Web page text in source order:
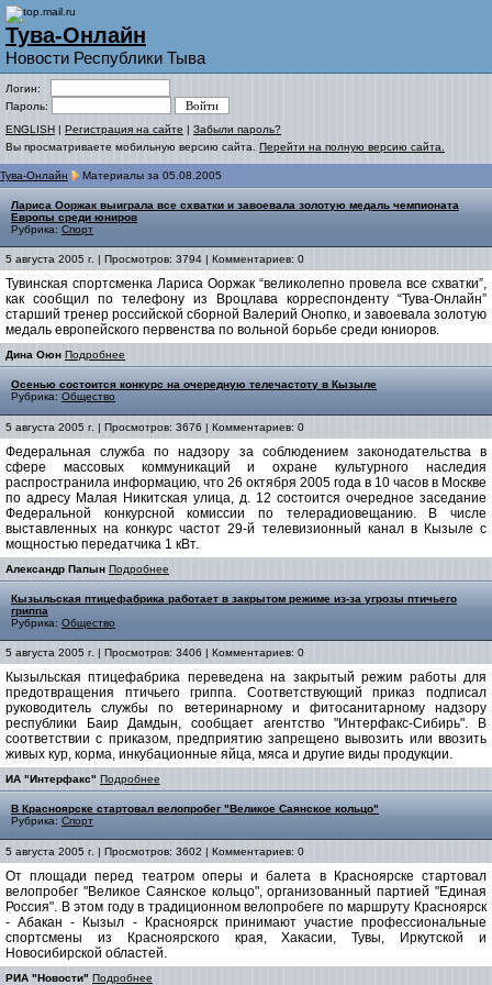
Тува-Онлайн
Новости Республики Тыва
Логин:
Пароль:
ENGLISH | Регистрация на сайте | Забыли пароль?
Вы просматриваете мобильную версию сайта. Перейти на полную версию сайта.
Тува-Онлайн Материалы за 05.08.2005
Лариса Ооржак выиграла все схватки и завоевала золотую медаль чемпионата
Европы среди юниров
Рубрика: Спорт
5 августа 2005 г. | Просмотров: 3794 | Комментариев: 0
Тувинская спортсменка Лариса Ооржак “великолепно провела все схватки”,
как сообщил по телефону из Вроцлава корреспонденту “Тува-Онлайн”
старший тренер российской сборной Валерий Онопко, и завоевала золотую
медаль европейского первенства по вольной борьбе среди юниоров.
Дина Оюн Подробнее
Осенью состоится конкурс на очередную телечастоту в Кызыле
Рубрика: Общество
5 августа 2005 г. | Просмотров: 3676 | Комментариев: 0
Федеральная служба по надзору за соблюдением законодательства в
сфере массовых коммуникаций и охране культурного наследия
распространила информацию, что 26 октября 2005 года в 10 часов в Москве
по адресу Малая Никитская улица, д. 12 состоится очередное заседание
Федеральной конкурсной комиссии по телерадиовещанию. В числе
выставленных на конкурс частот 29-й телевизионный канал в Кызыле с
мощностью передатчика 1 кВт.
Александр Папын Подробнее
Кызыльская птицефабрика работает в закрытом режиме из-за угрозы птичьего
гриппа
Рубрика: Общество
5 августа 2005 г. | Просмотров: 3406 | Комментариев: 0
Кызыльская птицефабрика переведена на закрытый режим работы для
предотвращения птичьего гриппа. Соответствующий приказ подписал
руководитель службы по ветеринарному и фитосанитарному надзору
республики Баир Дамдын, сообщает агентство "Интерфакс-Сибирь". В
соответствии с приказом, предприятию запрещено вывозить или ввозить
живых кур, корма, инкубационные яйца, мяса и другие виды продукции.
ИА "Интерфакс" Подробнее
В Красноярске стартовал велопробег "Великое Саянское кольцо"
Рубрика: Спорт
5 августа 2005 г. | Просмотров: 3602 | Комментариев: 0
От площади перед театром оперы и балета в Красноярске стартовал
велопробег "Великое Саянское кольцо", организованный партией "Единая
Россия". В этом году в традиционном велопробеге по маршруту Красноярск
- Абакан - Кызыл - Красноярск принимают участие профессиональные
спортсмены из Красноярского края, Хакасии, Тувы, Иркутской и
Новосибирской областей.
РИА "Новости" Подробнее